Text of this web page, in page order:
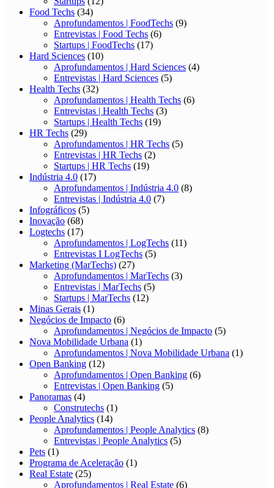
Food Techs (34)
Aprofundamentos | FoodTechs (9)
Entrevistas | Food Techs (6)
Startups | FoodTechs (17)
Hard Sciences (10)
Aprofundamentos | Hard Sciences (4)
Entrevistas | Hard Sciences (5)
Health Techs (32)
Aprofundamentos | Health Techs (6)
Entrevistas | Health Techs (3)
Startups | Health Techs (19)
HR Techs (29)
Aprofundamentos | HR Techs (5)
Entrevistas | HR Techs (2)
Startups | HR Techs (19)
Indústria 4.0 (17)
Aprofundamentos | Indústria 4.0 (8)
Entrevistas | Indústria 4.0 (7)
Infográficos (5)
Inovação (68)
Logtechs (17)
Aprofundamentos | LogTechs (11)
Entrevistas I LogTechs (5)
Marketing (MarTechs) (27)
Aprofundamentos | MarTechs (3)
Entrevistas | MarTechs (5)
Startups | MarTechs (12)
Minas Gerais (1)
Negócios de Impacto (6)
Aprofundamentos | Negócios de Impacto (5)
Nova Mobilidade Urbana (1)
Aprofundamentos | Nova Mobilidade Urbana (1)
Open Banking (12)
Aprofundamentos | Open Banking (6)
Entrevistas | Open Banking (5)
Panoramas (4)
Construtechs (1)
People Analytics (14)
Aprofundamentos | People Analytics (8)
Entrevistas | People Analytics (5)
Pets (1)
Programa de Aceleração (1)
Real Estate (25)
Aprofundamentos | Real Estate (6)